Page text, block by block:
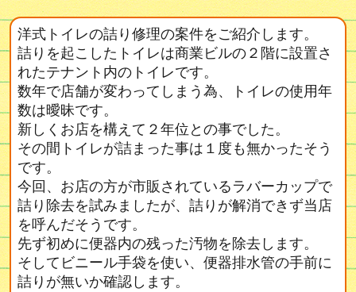
洋式トイレの詰り修理の案件をご紹介します。
詰りを起こしたトイレは商業ビルの２階に設置さ
れたテナント内のトイレです。
数年で店舗が変わってしまう為、トイレの使用年
数は曖昧です。
新しくお店を構えて２年位との事でした。
その間トイレが詰まった事は１度も無かったそう
です。
今回、お店の方が市販されているラバーカップで
詰り除去を試みましたが、詰りが解消できず当店
を呼んだそうです。
先ず初めに便器内の残った汚物を除去します。
そしてビニール手袋を使い、便器排水管の手前に
詰りが無いか確認します。